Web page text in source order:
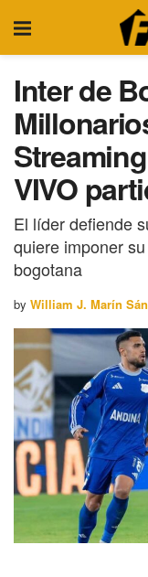
Inter de
VIVO
El líder defiende
quiere imponer
bogotana
by William J. Marín